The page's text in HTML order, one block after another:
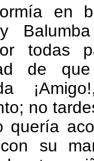
en
todas
de
no
quería
su